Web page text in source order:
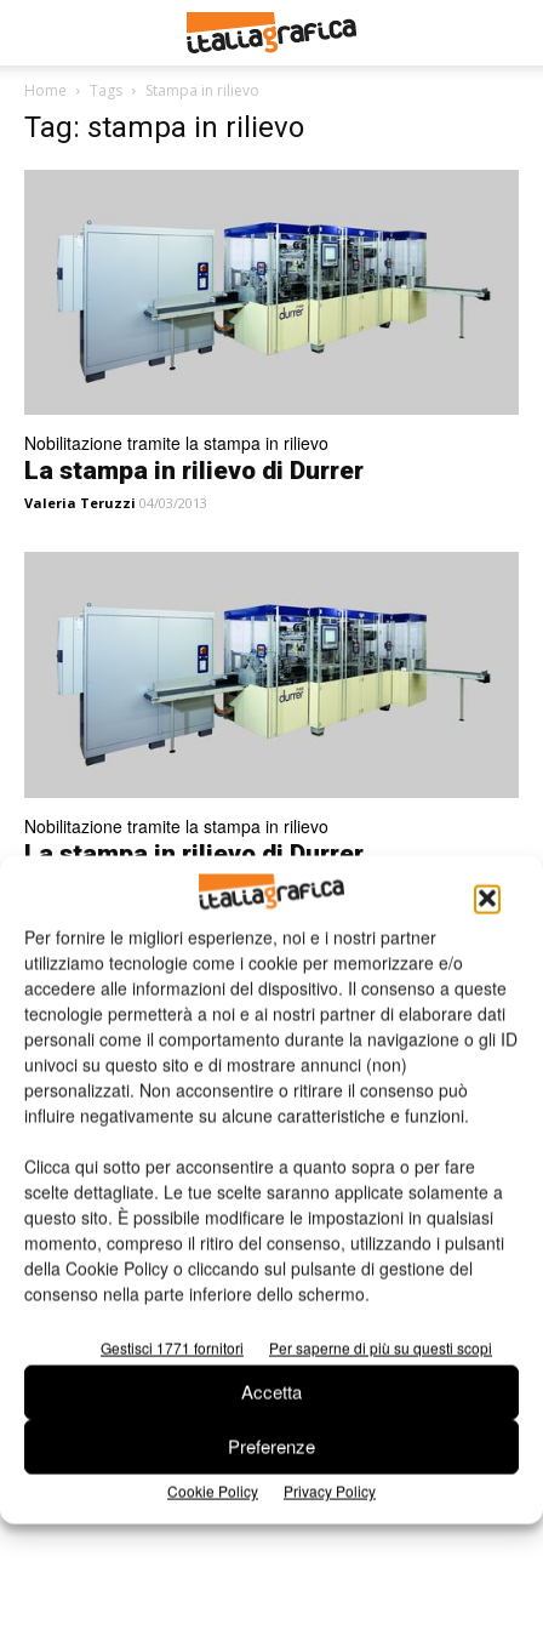
Per fornire le migliori esperienze, noi e i nostri partner
utilizziamo tecnologie come i cookie per memorizzare e/o
accedere alle informazioni del dispositivo. Il consenso a queste
tecnologie permetterà a noi e ai nostri partner di elaborare dati
personali come il comportamento durante la navigazione o gli ID
univoci su questo sito e di mostrare annunci (non)
personalizzati. Non acconsentire o ritirare il consenso può
influire negativamente su alcune caratteristiche e funzioni.
Clicca qui sotto per acconsentire a quanto sopra o per fare
scelte dettagliate. Le tue scelte saranno applicate solamente a
questo sito. È possibile modificare le impostazioni in qualsiasi
momento, compreso il ritiro del consenso, utilizzando i pulsanti
della Cookie Policy o cliccando sul pulsante di gestione del
consenso nella parte inferiore dello schermo.
Gestisci 1771 fornitori Per saperne di più su questi scopi
Accetta
Preferenze
Cookie Policy Privacy Policy
Home Tags Stampa in rilievo
Tag: stampa in rilievo
Nobilitazione tramite la stampa in rilievo
La stampa in rilievo di Durrer
Valeria Teruzzi 04/03/2013
Nobilitazione tramite la stampa in rilievo
La stampa in rilievo di Durrer
Leggi la rivista
n.2 - Giugno 2026 n.1 - Maggio 2026 n.6 - Dicembre 2025
Edicola Web
Seguici su Facebook